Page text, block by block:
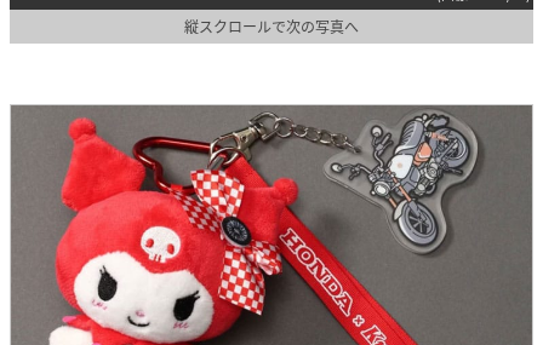
縦スクロールで次の写真へ